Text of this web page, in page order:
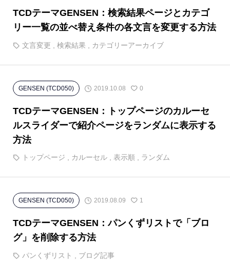
TCDテーマGENSEN：検索結果ページとカテゴ
リー一覧の並べ替え条件の各文言を変更する方法
文言変更 検索結果 カテゴリーアーカイブ
GENSEN (TCD050) 2019.10.08 0
TCDテーマGENSEN：トップページのカルーセ
ルスライダーで紹介ページをランダムに表示する
方法
トップページ , カルーセル , 表示順 , ランダム
GENSEN (TCD050) 2019.08.09 1
TCDテーマGENSEN：パンくずリストで「ブロ
グ」を削除する方法
パンくずリスト ブログ記事